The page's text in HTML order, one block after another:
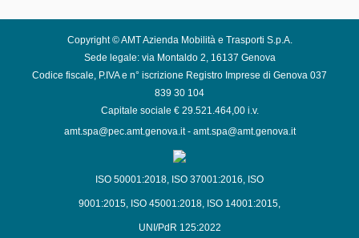
Copyright © AMT Azienda Mobilità e Trasporti S.p.A.
Sede legale: via Montaldo 2, 16137 Genova
Codice fiscale, P.IVA e n° iscrizione Registro Imprese di Genova 037
839 30 104
Capitale sociale € 29.521.464,00 i.v.
amt.spa@pec.amt.genova.it- amt.spa@amt.genova.it
ISO 50001:2018, ISO 37001:2016, ISO
9001:2015, ISO 45001:2018, ISO 14001:2015,
UNI/PdR 125:2022